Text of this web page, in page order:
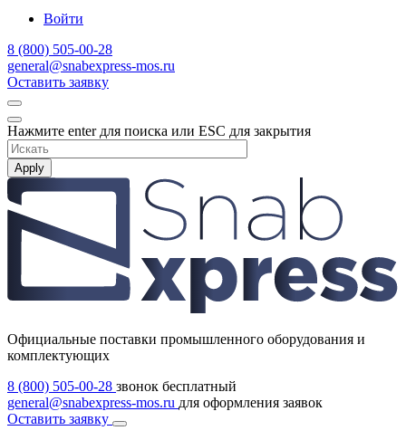
Войти
8 (800) 505-00-28
general@snabexpress-mos.ru
Оставить заявку
Нажмите enter для поиска или ESC для закрытия
Apply
Официальные поставки промышленного оборудования и
комплектующих
8 (800) 505-00-28 звонок бесплатный
general@snabexpress-mos.ru для оформления заявок
Оставить заявку